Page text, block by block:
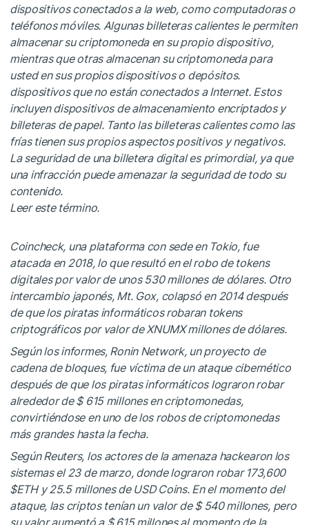
dispositivos conectados a la web, como computadoras o
teléfonos móviles. Algunas billeteras calientes le permiten
almacenar su criptomoneda en su propio dispositivo,
mientras que otras almacenan su criptomoneda para
usted en sus propios dispositivos o depósitos.
dispositivos que no están conectados a Internet. Estos
incluyen dispositivos de almacenamiento encriptados y
billeteras de papel. Tanto las billeteras calientes como las
frías tienen sus propios aspectos positivos y negativos.
La seguridad de una billetera digital es primordial, ya que
una infracción puede amenazar la seguridad de todo su
contenido.
Leer este término.
Coincheck, una plataforma con sede en Tokio, fue
atacada en 2018, lo que resultó en el robo de tokens
digitales por valor de unos 530 millones de dólares. Otro
intercambio japonés, Mt. Gox, colapsó en 2014 después
de que los piratas informáticos robaran tokens
criptográficos por valor de XNUMX millones de dólares.
Según los informes, Ronin Network, un proyecto de
cadena de bloques, fue víctima de un ataque cibernético
después de que los piratas informáticos lograron robar
alrededor de $ 615 millones en criptomonedas,
convirtiéndose en uno de los robos de criptomonedas
más grandes hasta la fecha.
Según Reuters, los actores de la amenaza hackearon los
sistemas el 23 de marzo, donde lograron robar 173,600
$ETHy 25.5 millones de USD Coins. En el momento del
ataque, las criptos tenían un valor de $ 540 millones, pero
su valor aumentó a $ 615 millones al momento de la